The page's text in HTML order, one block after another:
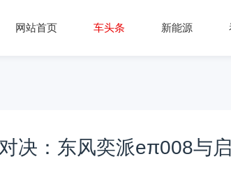
网站首页 车头条 新能源
决：东风奕派eπ008与